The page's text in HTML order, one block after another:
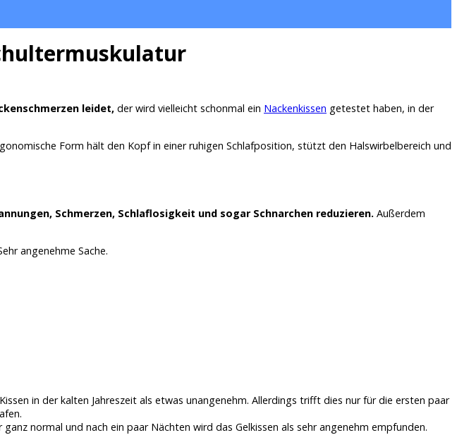
leidet, der wird vielleicht schonmal ein Nackenkissen getestet haben, in der
Form hält den Kopf in einer ruhigen Schlafposition, stützt den Halswirbelbereich und
Schmerzen, Schlaflosigkeit und sogar Schnarchen reduzieren. Außerdem
angenehme Sache.
in der kalten Jahreszeit als etwas unangenehm. Allerdings trifft dies nur für die ersten paar
normal und nach ein paar Nächten wird das Gelkissen als sehr angenehm empfunden.